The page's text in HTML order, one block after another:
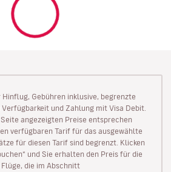
Hinflug, Gebühren inklusive, begrenzte
und Zahlung mit Visa Debit.
angezeigten Preise entsprechen
verfügbaren Tarif für das ausgewählte
für diesen Tarif sind begrenzt. Klicken
und Sie erhalten den Preis für die
die im Abschnitt